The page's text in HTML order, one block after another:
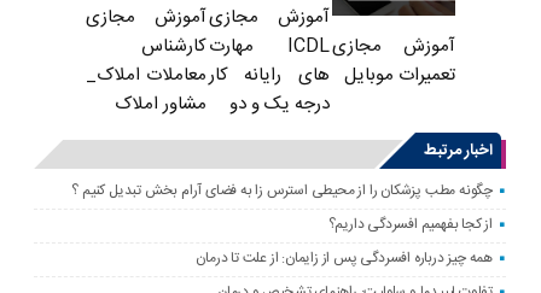
آموزش مجازی
تعمیرات موبایل
آموزش مجازی
ICDL مهارت
های رایانه کار
درجه یک و دو
آموزش مجازی
کارشناس
معاملات املاک_
مشاور املاک
اخبار مرتبط
چگونه مطب پزشکان را از محیطی استرس زا به فضای آرام بخش تبدیل کنیم ؟
از کجا بفهمیم افسردگی داریم؟
همه چیز درباره افسردگی پس از زایمان: از علت تا درمان